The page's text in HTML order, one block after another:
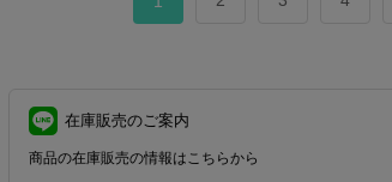
在庫販売のご案内
商品の在庫販売の情報はこちらから